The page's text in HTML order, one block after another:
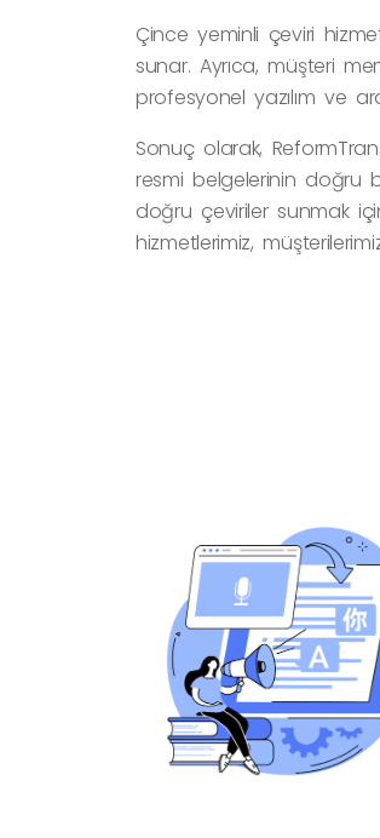
Çince yeminli çeviri
sunar. Ayrıca, müşteri
profesyonel yazılım ve
Sonuç olarak,
resmi belgelerinin doğru
doğru çeviriler sunmak
hizmetlerimiz,